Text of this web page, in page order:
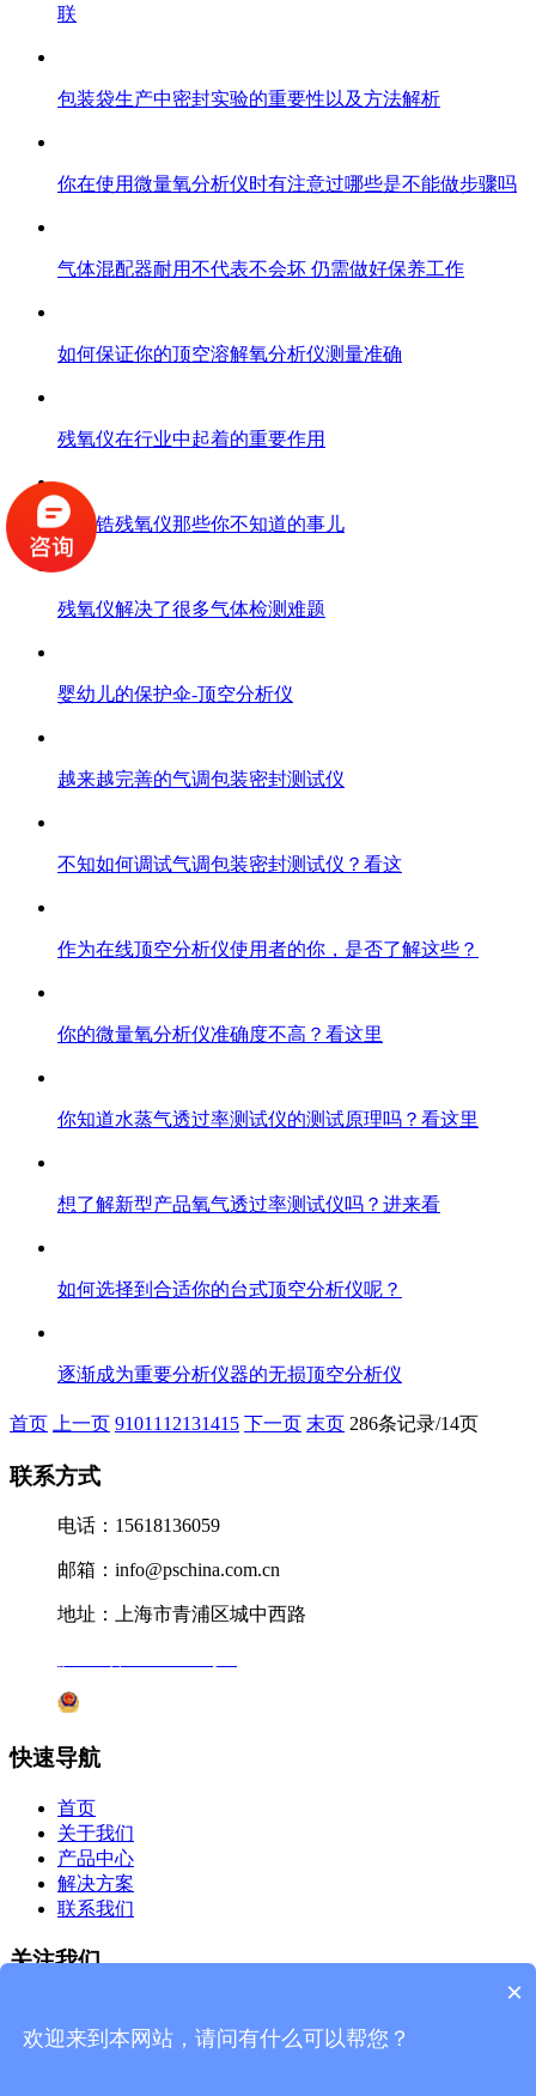
联
包装袋生产中密封实验的重要性以及方法解析
你在使用微量氧分析仪时有注意过哪些是不能做步骤吗
气体混配器耐用不代表不会坏 仍需做好保养工作
如何保证你的顶空溶解氧分析仪测量准确
残氧仪在行业中起着的重要作用
氧化锆残氧仪那些你不知道的事儿
残氧仪解决了很多气体检测难题
婴幼儿的保护伞-顶空分析仪
越来越完善的气调包装密封测试仪
不知如何调试气调包装密封测试仪？看这
作为在线顶空分析仪使用者的你，是否了解这些？
你的微量氧分析仪准确度不高？看这里
你知道水蒸气透过率测试仪的测试原理吗？看这里
想了解新型产品氧气透过率测试仪吗？进来看
如何选择到合适你的台式顶空分析仪呢？
逐渐成为重要分析仪器的无损顶空分析仪
首页 上一页 91011 12131415 下一页 末页 286条记录/14页
联系方式
电话：15618136059
邮箱：info@pschina.com.cn
地址：上海市青浦区城中西路
快速导航
首页
关于我们
产品中心
解决方案
联系我们
关注我们
×
欢迎来到本网站，请问有什么可以帮您？